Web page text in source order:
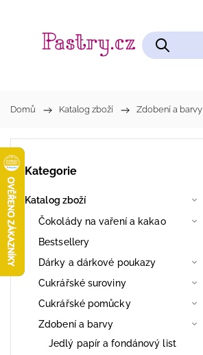
Domů / Katalog zboží / Zdobení a barvy
Kategorie
Katalog zboží
Čokolády na vaření a kakao
Bestsellery
Dárky a dárkové poukazy
Cukrářské suroviny
Cukrářské pomůcky
Zdobení a barvy
Jedlý papír a fondánový list